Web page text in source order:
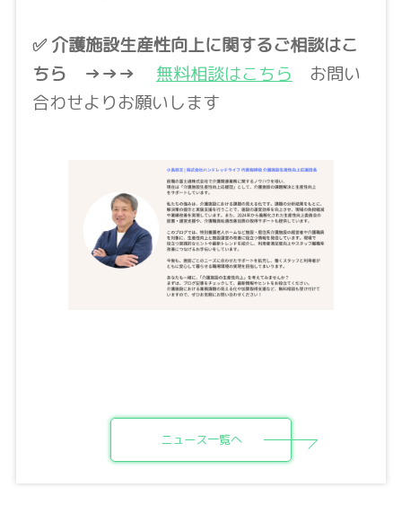
✅ 介護施設生産性向上に関するご相談はこ
ちら
→→→ 無料相談はこちら お問い
合わせよりお願いします
ニュース一覧へ